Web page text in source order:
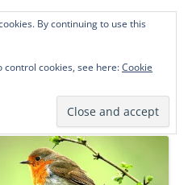
Genealogien
und Jens Kirchhoff
springen
By continuing to use this
cookies, see here:Cookie